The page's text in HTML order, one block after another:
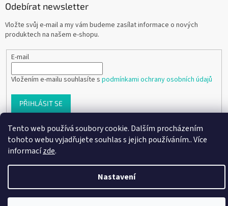
Tento web používá soubory cookie. Dalším procházením
tohoto webu vyjadřujete souhlas s jejich používáním.. Více
informacízde.
Nastavení
Odebírat newsletter
Vložte svůj e-mail a my vám budeme zasílat informace o nových
produktech na našem e-shopu.
E-mail
Vložením e-mailu souhlasíte s podmínkami ochrany osobních údajů
PŘIHLÁSIT SE
Ráj dětských botiček. Všechna práva vyhrazena.